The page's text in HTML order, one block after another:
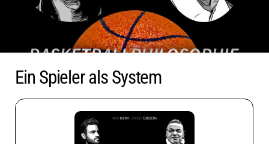
Ein Spieler als System